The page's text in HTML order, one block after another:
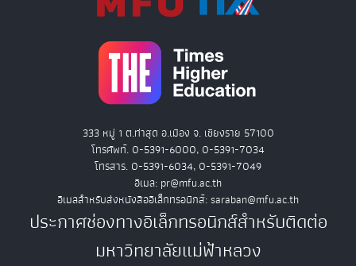
333 หมู่ 1 ต.ท่าสุด อ.เมือง จ. เชียงราย 57100
โทรศัพท์. 0-5391-6000, 0-5391-7034
โทรสาร. 0-5391-6034, 0-5391-7049
อีเมล: pr@mfu.ac.th
อีเมลสำหรับส่งหนังสืออิเล็กทรอนิกส์: saraban@mfu.ac.th
ประกาศช่องทางอิเล็กทรอนิกส์สำหรับติดต่อ
มหาวิทยาลัยแม่ฟ้าหลวง